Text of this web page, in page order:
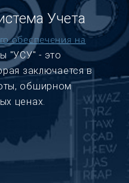
Учета
обеспечения на
"УСУ" - это
заключается в
обширном
ценах.